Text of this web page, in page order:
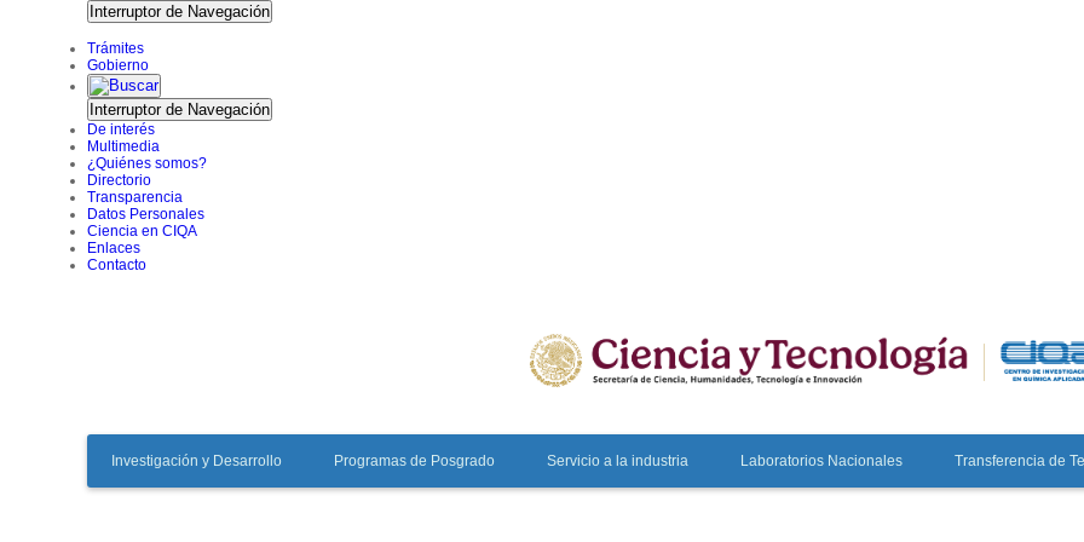
Interruptor de Navegación
Trámites
Gobierno
Interruptor de Navegación
De interés
Multimedia
¿Quiénes somos?
Directorio
Transparencia
Datos Personales
Ciencia en CIQA
Enlaces
Contacto
Investigación y Desarrollo Programas de Posgrado Servicio a la industria Laboratorios Nacionales Transferencia de